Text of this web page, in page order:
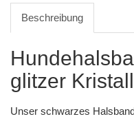
Beschreibung
glitzer
Unser schwarzes